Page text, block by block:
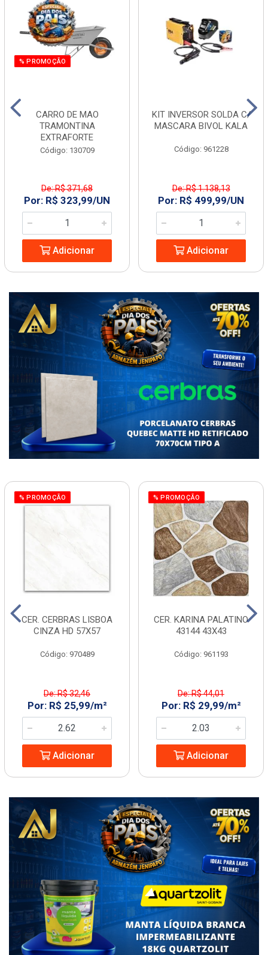
% PROMOÇÃO
CARRO DE MAO
TRAMONTINA
EXTRAFORTE
Código: 130709
De: R$ 371,68
Por: R$ 323,99/UN
Adicionar
KIT INVERSOR SOLDA C/
MASCARA BIVOL KALA
Código: 961228
De: R$ 1.138,13
Por: R$ 499,99/UN
Adicionar
% PROMOÇÃO
CER. CERBRAS LISBOA
CINZA HD 57X57
Código: 970489
De: R$ 32,46
Por: R$ 25,99/m²
Adicionar
% PROMOÇÃO
CER. KARINA PALATINO
43144 43X43
Código: 961193
De: R$ 44,01
Por: R$ 29,99/m²
Adicionar